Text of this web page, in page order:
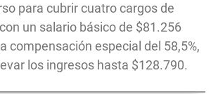
para cubrir cuatro cargos de
un salario básico de $81.256
compensación especial del 58,5%,
los ingresos hasta $128.790.